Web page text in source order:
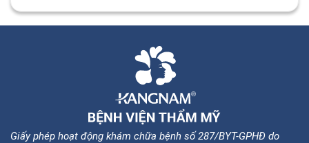
Giấy phép hoạt động khám chữa bệnh số 287/BYT-GPHĐ do